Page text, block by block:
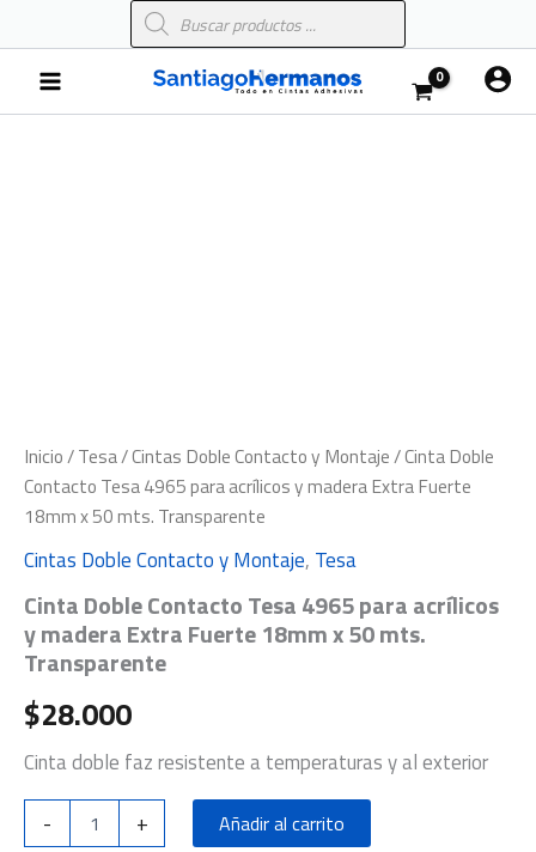
al
contenido
Búsqueda
de
Main
Menu
Inicio/Tesa/Cintas Doble Contacto y Montaje/ Cinta Doble
Contacto Tesa 4965 para acrílicos y madera Extra Fuerte
18mm x 50 mts. Transparente
Cintas Doble Contacto y Montaje, Tesa
Cinta Doble Contacto Tesa 4965 para acrílicos
y madera Extra Fuerte 18mm x 50 mts.
Transparente
$28.000
Cinta doble faz resistente a temperaturas y al exterior
-
mts.
Transparente
cantidad
+ Añadir al carrito